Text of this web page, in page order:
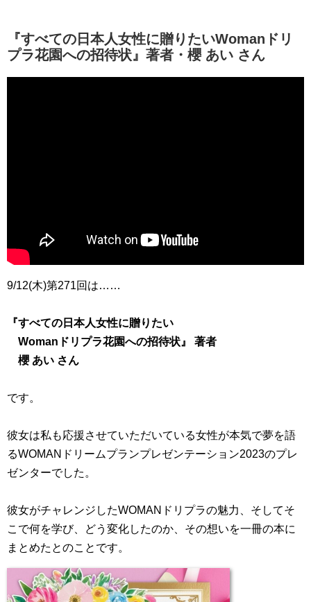
『すべての日本人女性に贈りたいWomanドリ
プラ花園への招待状』著者・櫻 あい さん
9/12(木)第271回は……
『すべての日本人女性に贈りたい
Womanドリプラ花園への招待状』 著者
櫻 あい さん
です。
彼女は私も応援させていただいている女性が本気で夢を語
るWOMANドリームプランプレゼンテーション2023のプレ
ゼンターでした。
彼女がチャレンジしたWOMANドリプラの魅力、そしてそ
こで何を学び、どう変化したのか、その想いを一冊の本に
まとめたとのことです。